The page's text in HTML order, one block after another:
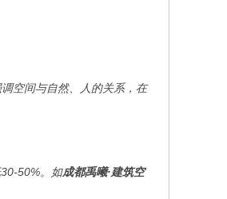
空间与自然、人的关系，在
50%。如成都禹曦·建筑空